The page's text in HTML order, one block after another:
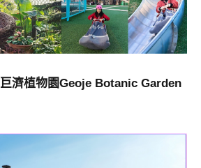
濟植物園Geoje Botanic Garden